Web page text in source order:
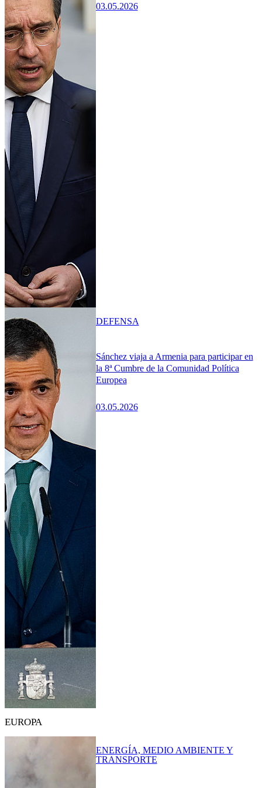
03.05.2026
Sánchez viaja a Armenia para participar en
la 8ª Cumbre de la Comunidad Política
Europea
03.05.2026
DEFENSA
EUROPA
ENERGÍA, MEDIO AMBIENTE Y
TRANSPORTE